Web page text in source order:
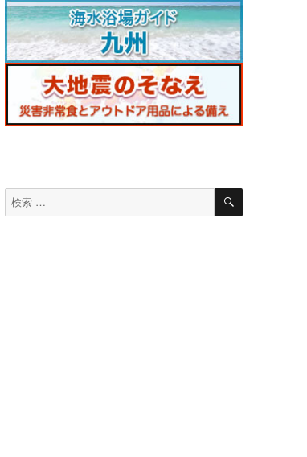
検
索
検